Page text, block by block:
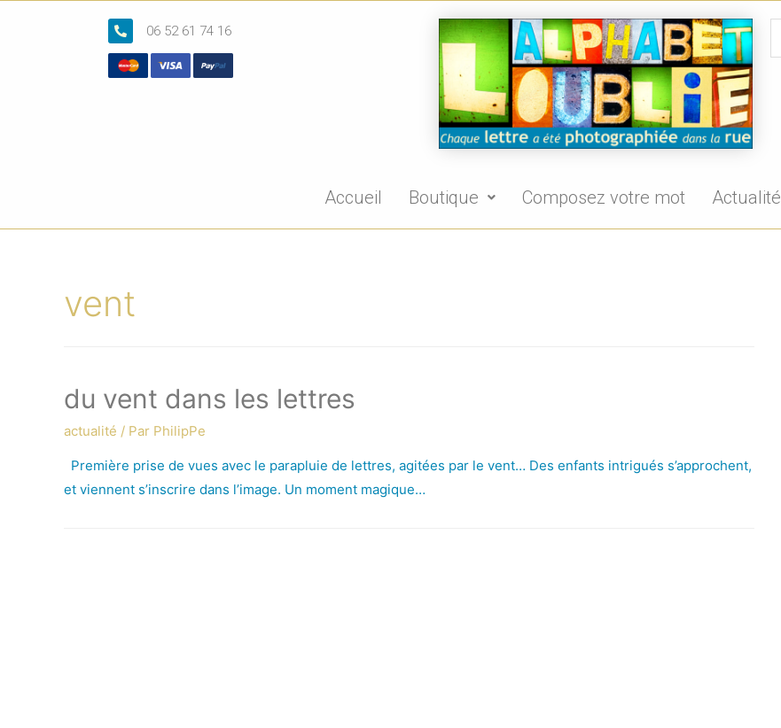
06 52 61 74 16
Accueil Boutique Composez votre mot Actualité
vent
du vent dans les lettres
actualité / Par PhilipPe
Première prise de vues avec le parapluie de lettres, agitées par le vent… Des enfants intrigués s’approchent,
et viennent s’inscrire dans l’image. Un moment magique…